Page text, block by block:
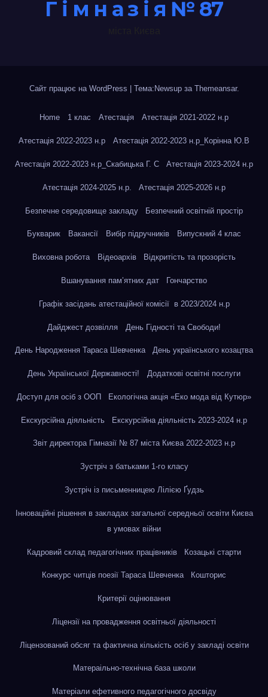
Г і м н а з і я № 87
Сайт працює на WordPress Тема:Newsup за Themeansar.
Home 1 клас Атестація Атестація 2021-2022 н.р
Атестація 2022-2023 н.р Атестація 2022-2023 н.р_Корінна Ю.В
Атестація 2022-2023 н.р_Скабицька Г. С Атестація 2023-2024 н.р
Атестація 2024-2025 н.р. Атестація 2025-2026 н.р
Безпечне середовище закладу Безпечний освітній простір
Букварик Вакансії Вибір підручників Випускний 4 клас
Виховна робота Відеоархів Відкритість та прозорість
Вшанування пам’ятних дат Гончарство
Графік засідань атестаційної комісії в 2023/2024 н.р
Дайджест дозвілля День Гідності та Свободи!
День Народження Тараса Шевченка День українського козацтва
День Української Державності! Додаткові освітні послуги
Доступ для осіб з ООП Екологічна акція «Еко мода від Кутюр»
Екскурсійна діяльність Екскурсійна діяльність 2023-2024 н.р
Звіт директора Гімназії № 87 міста Києва 2022-2023 н.р
Зустріч з батьками 1-го класу
Зустріч із письменницею Лілією Ґудзь
Інноваційні рішення в закладах загальної середньої освіти Києва
в умовах війни
Кадровий склад педагогічних працівників Козацькі старти
Конкурс читців поезії Тараса Шевченка Кошторис
Критерії оцінювання
Ліцензії на провадження освітньої діяльності
Ліцензований обсяг та фактична кількість осіб у закладі освіти
Матераільно-технічна база школи
Матеріали ефетивного педагогічного досвіду